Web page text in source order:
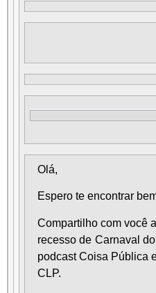
Olá,
Espero te encontrar
Compartilho com você
recesso de Carnaval
podcast Coisa Pública
CLP.